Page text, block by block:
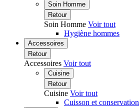
Soin Homme
Retour
Soin Homme Voir tout
Hygiène hommes
Accessoires
Retour
Accessoires Voir tout
Cuisine
Retour
Cuisine Voir tout
Cuisson et conservation